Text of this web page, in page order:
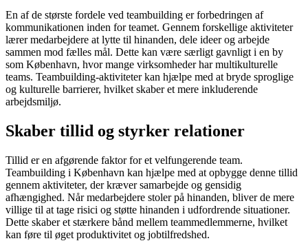
En af de største fordele ved teambuilding er forbedringen af
kommunikationen inden for teamet. Gennem forskellige aktiviteter
lærer medarbejdere at lytte til hinanden, dele ideer og arbejde
sammen mod fælles mål. Dette kan være særligt gavnligt i en by
som København, hvor mange virksomheder har multikulturelle
teams. Teambuilding-aktiviteter kan hjælpe med at bryde sproglige
og kulturelle barrierer, hvilket skaber et mere inkluderende
arbejdsmiljø.
Skaber tillid og styrker relationer
Tillid er en afgørende faktor for et velfungerende team.
Teambuilding i København kan hjælpe med at opbygge denne tillid
gennem aktiviteter, der kræver samarbejde og gensidig
afhængighed. Når medarbejdere stoler på hinanden, bliver de mere
villige til at tage risici og støtte hinanden i udfordrende situationer.
Dette skaber et stærkere bånd mellem teammedlemmerne, hvilket
kan føre til øget produktivitet og jobtilfredshed.